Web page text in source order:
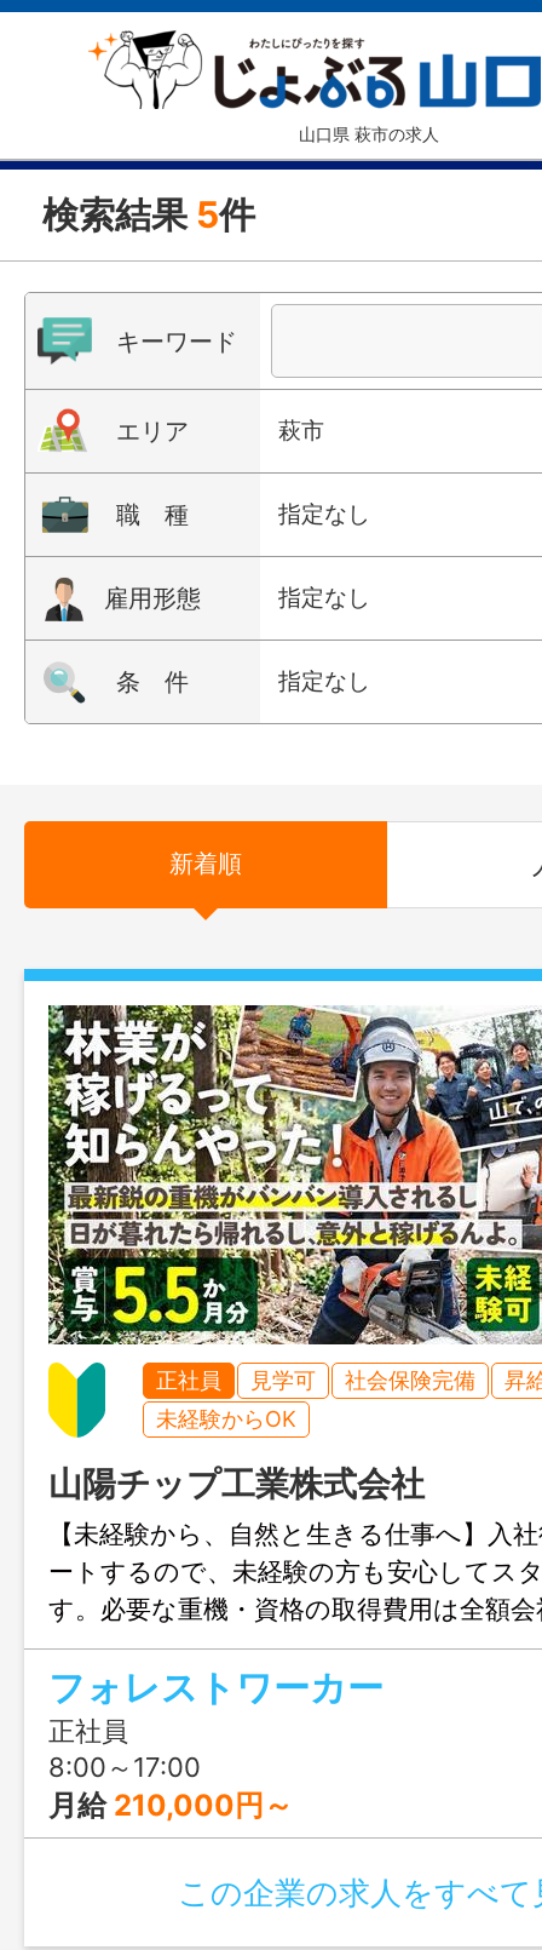
山口県 萩市の求人
検索結果 5件
キーワード
エリア 萩市
職 種 指定なし
雇用形態 指定なし
条 件 指定なし
新着順
正社員 見学可 社会保険完備
昇
未経験からOK
山陽チップ工業株式会社
【未経験から、自然と生きる仕事へ】入
ートするので、未経験の方も安心してス
す。必要な重機・資格の取得費用は全額
給があり、賞与は過去7年連続5.5ヶ月分
績あり！年収600万円以上も目指せる環
♪
フォレストワーカー
正社員
8:00～17:00
月給 210,000円～
この企業の求人をすべて